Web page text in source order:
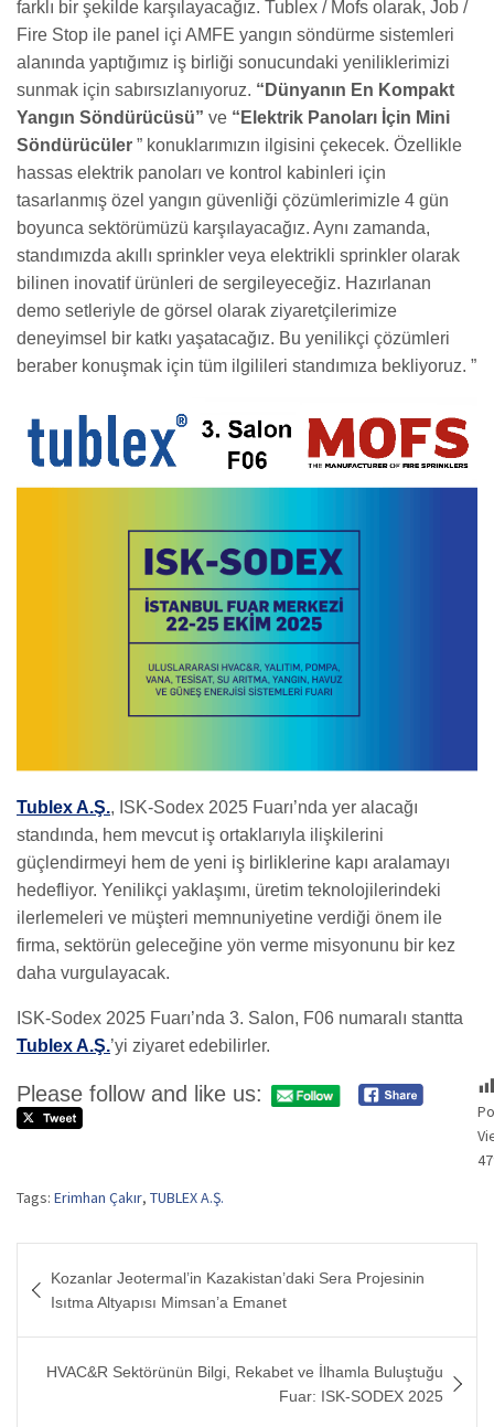
farklı bir şekilde karşılayacağız. Tublex / Mofs olarak, Job /
Fire Stop ile panel içi AMFE yangın söndürme sistemleri
alanında yaptığımız iş birliği sonucundaki yeniliklerimizi
sunmak için sabırsızlanıyoruz. “Dünyanın En Kompakt
Yangın Söndürücüsü” ve “Elektrik Panoları İçin Mini
Söndürücüler ” konuklarımızın ilgisini çekecek. Özellikle
hassas elektrik panoları ve kontrol kabinleri için
tasarlanmış özel yangın güvenliği çözümlerimizle 4 gün
boyunca sektörümüzü karşılayacağız. Aynı zamanda,
standımızda akıllı sprinkler veya elektrikli sprinkler olarak
bilinen inovatif ürünleri de sergileyeceğiz. Hazırlanan
demo setleriyle de görsel olarak ziyaretçilerimize
deneyimsel bir katkı yaşatacağız. Bu yenilikçi çözümleri
beraber konuşmak için tüm ilgilileri standımıza bekliyoruz. ”
Tublex A.Ş., ISK-Sodex 2025 Fuarı’nda yer alacağı
standında, hem mevcut iş ortaklarıyla ilişkilerini
güçlendirmeyi hem de yeni iş birliklerine kapı aralamayı
hedefliyor. Yenilikçi yaklaşımı, üretim teknolojilerindeki
ilerlemeleri ve müşteri memnuniyetine verdiği önem ile
firma, sektörün geleceğine yön verme misyonunu bir kez
daha vurgulayacak.
ISK-Sodex 2025 Fuarı’nda 3. Salon, F06 numaralı stantta
Tublex A.Ş.’yi ziyaret edebilirler.
Please follow and like us:
Tags: Erimhan Çakır, TUBLEX A.Ş.
gezinmesi
Kozanlar Jeotermal’in Kazakistan’daki Sera Projesinin
Isıtma Altyapısı Mimsan’a Emanet
HVAC&R Sektörünün Bilgi, Rekabet ve İlhamla Buluştuğu
Fuar: ISK-SODEX 2025